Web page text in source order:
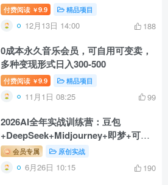
付费阅读 ￥9.9 精品项目
12月13日 14:00 188
0成本永久音乐会员，可自用可变卖，
多种变现形式日入300-500
付费阅读 ￥9.9 精品项目
11月1日 08:25 99
2026AI全年实战训练营：豆包
+DeepSeek+Midjourney+即梦+可灵
+海螺，全工具链
会员专属 原创实战
6月26日 10:15 190